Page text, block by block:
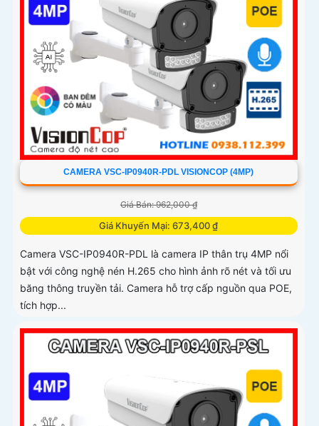
CAMERA VSC-IP0940R-PDL VISIONCOP (4MP)
Giá Bán: 962,000 ₫
Giá Khuyến Mại: 673,400 ₫
Camera VSC-IP0940R-PDL là camera IP thân trụ 4MP nổi
bật với công nghệ nén H.265 cho hình ảnh rõ nét và tối ưu
băng thông truyền tải. Camera hỗ trợ cấp nguồn qua POE,
tích hợp...